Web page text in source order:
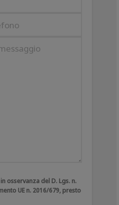
osservanza del D. Lgs. n.
UE n. 2016/679, presto